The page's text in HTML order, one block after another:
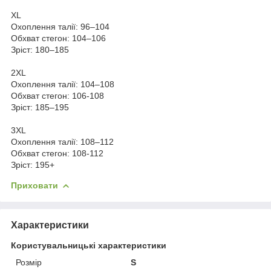
XL
Охоплення талії: 96–104
Обхват стегон: 104–106
Зріст: 180–185
2XL
Охоплення талії: 104–108
Обхват стегон: 106-108
Зріст: 185–195
3XL
Охоплення талії: 108–112
Обхват стегон: 108-112
Зріст: 195+
Приховати
Характеристики
Користувальницькі характеристики
Розмір
S